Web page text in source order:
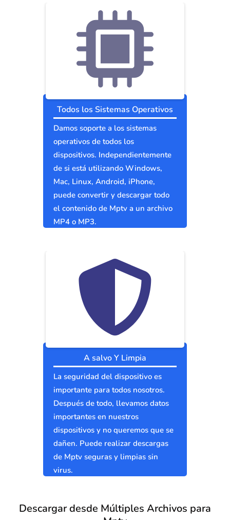
Todos los Sistemas Operativos
Damos soporte a los sistemas
operativos de todos los
dispositivos. Independientemente
de si está utilizando Windows,
Mac, Linux, Android, iPhone,
puede convertir y descargar todo
el contenido de Mptv a un archivo
MP4 o MP3.
A salvo Y Limpia
La seguridad del dispositivo es
importante para todos nosotros.
Después de todo, llevamos datos
importantes en nuestros
dispositivos y no queremos que se
dañen. Puede realizar descargas
de Mptv seguras y limpias sin
virus.
Descargar desde Múltiples Archivos para